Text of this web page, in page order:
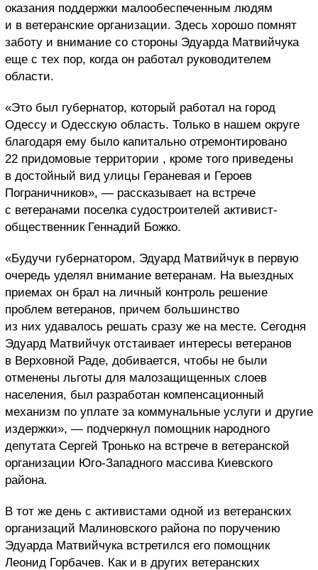
оказания поддержки малообеспеченным людям
и в ветеранские организации. Здесь хорошо помнят
заботу и внимание со стороны Эдуарда Матвийчука
еще с тех пор, когда он работал руководителем
области.
«Это был губернатор, который работал на город
Одессу и Одесскую область. Только в нашем округе
благодаря ему было капитально отремонтировано
22 придомовые территории , кроме того приведены
в достойный вид улицы Гераневая и Героев
Пограничников», — рассказывает на встрече
с ветеранами поселка судостроителей активист-
общественник Геннадий Божко.
«Будучи губернатором, Эдуард Матвийчук в первую
очередь уделял внимание ветеранам. На выездных
приемах он брал на личный контроль решение
проблем ветеранов, причем большинство
из них удавалось решать сразу же на месте. Сегодня
Эдуард Матвийчук отстаивает интересы ветеранов
в Верховной Раде, добивается, чтобы не были
отменены льготы для малозащищенных слоев
населения, был разработан компенсационный
механизм по уплате за коммунальные услуги и другие
издержки», — подчеркнул помощник народного
депутата Сергей Тронько на встрече в ветеранcкой
организации Юго-Западного массива Киевского
района.
В тот же день с активистами одной из ветеранских
организаций Малиновского района по поручению
Эдуарда Матвийчука встретился его помощник
Леонид Горбачев. Как и в других ветеранских